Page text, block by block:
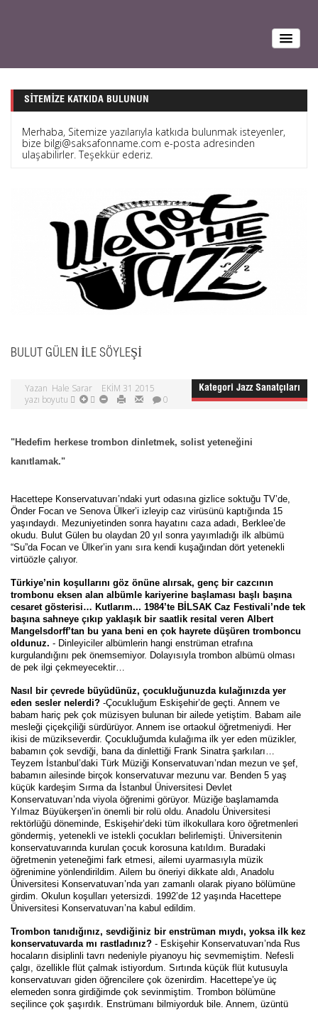
SITEMIZE KATKIDA BULUNUN
Merhaba, Sitemize yazılarıyla katkıda bulunmak isteyenler,
bize bilgi@saksafonname.com e-posta adresinden
ulaşabilirler. Teşekkür ederiz.
BULUT GÜLEN ILE SÖYLEŞI
Kategori Jazz Sanatçıları
Yazan Hale Sarar
EKIM 31 2015
yazı boyutu
0
"Hedefim herkese trombon dinletmek, solist yeteneğini
kanıtlamak."
Hacettepe Konservatuvarı’ndaki yurt odasına gizlice soktuğu TV’de,
Önder Focan ve Senova Ülker’i izleyip caz virüsünü kaptığında 15
yaşındaydı. Mezuniyetinden sonra hayatını caza adadı, Berklee’de
okudu. Bulut Gülen bu olaydan 20 yıl sonra yayımladığı ilk albümü
“Su”da Focan ve Ülker’in yanı sıra kendi kuşağından dört yetenekli
virtüözle çalıyor.
Türkiye’nin koşullarını göz önüne alırsak, genç bir cazcının
trombonu eksen alan albümle kariyerine başlaması başlı başına
cesaret gösterisi… Kutlarım... 1984’te BİLSAK Caz Festivali’nde tek
başına sahneye çıkıp yaklaşık bir saatlik resital veren Albert
Mangelsdorff’tan bu yana beni en çok hayrete düşüren tromboncu
oldunuz. - Dinleyiciler albümlerin hangi enstrüman etrafına
kurgulandığını pek önemsemiyor. Dolayısıyla trombon albümü olması
de pek ilgi çekmeyecektir…
Nasıl bir çevrede büyüdünüz, çocukluğunuzda kulağınızda yer
eden sesler nelerdi? -Çocukluğum Eskişehir’de geçti. Annem ve
babam hariç pek çok müzisyen bulunan bir ailede yetiştim. Babam aile
mesleği çiçekçiliği sürdürüyor. Annem ise ortaokul öğretmeniydi. Her
ikisi de müzikseverdir. Çocukluğumda kulağıma ilk yer eden müzikler,
babamın çok sevdiği, bana da dinlettiği Frank Sinatra şarkıları…
Teyzem İstanbul’daki Türk Müziği Konservatuvarı’ndan mezun ve şef,
babamın ailesinde birçok konservatuvar mezunu var. Benden 5 yaş
küçük kardeşim Sırma da İstanbul Üniversitesi Devlet
Konservatuvarı’nda viyola öğrenimi görüyor. Müziğe başlamamda
Yılmaz Büyükerşen’in önemli bir rolü oldu. Anadolu Üniversitesi
rektörlüğü döneminde, Eskişehir’deki tüm ilkokullara koro öğretmenleri
göndermiş, yetenekli ve istekli çocukları belirlemişti. Üniversitenin
konservatuvarında kurulan çocuk korosuna katıldım. Buradaki
öğretmenin yeteneğimi fark etmesi, ailemi uyarmasıyla müzik
öğrenimine yönlendirildim. Ailem bu öneriyi dikkate aldı, Anadolu
Üniversitesi Konservatuvarı’nda yarı zamanlı olarak piyano bölümüne
girdim. Okulun koşulları yetersizdi. 1992’de 12 yaşında Hacettepe
Üniversitesi Konservatuvarı’na kabul edildim.
Trombon tanıdığınız, sevdiğiniz bir enstrüman mıydı, yoksa ilk kez
konservatuvarda mı rastladınız? - Eskişehir Konservatuvarı’nda Rus
hocaların disiplinli tavrı nedeniyle piyanoyu hiç sevmemiştim. Nefesli
çalgı, özellikle flüt çalmak istiyordum. Sırtında küçük flüt kutusuyla
konservatuvarı giden öğrencilere çok özenirdim. Hacettepe’ye üç
elemeden sonra girdiğimde çok sevinmiştim. Trombon bölümüne
seçilince çok şaşırdık. Enstrümanı bilmiyorduk bile. Annem, üzüntü